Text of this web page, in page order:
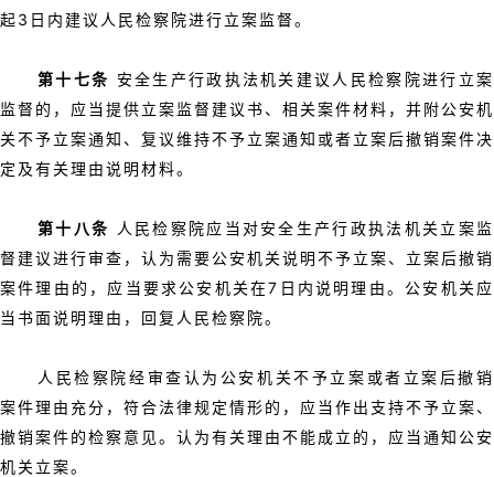
起3日内建议人民检察院进行立案监督。
第十七条 安全生产行政执法机关建议人民检察院进行立案
监督的，应当提供立案监督建议书、相关案件材料，并附公安机
关不予立案通知、复议维持不予立案通知或者立案后撤销案件决
定及有关理由说明材料。
第十八条
人民检察院应当对安全生产行政执法机关立案监
督建议进行审查，认为需要公安机关说明不予立案、立案后撤销
案件理由的，应当要求公安机关在7日内说明理由。公安机关应
当书面说明理由，回复人民检察院。
人民检察院经审查认为公安机关不予立案或者立案后撤销
案件理由充分，符合法律规定情形的，应当作出支持不予立案、
撤销案件的检察意见。认为有关理由不能成立的，应当通知公安
机关立案。